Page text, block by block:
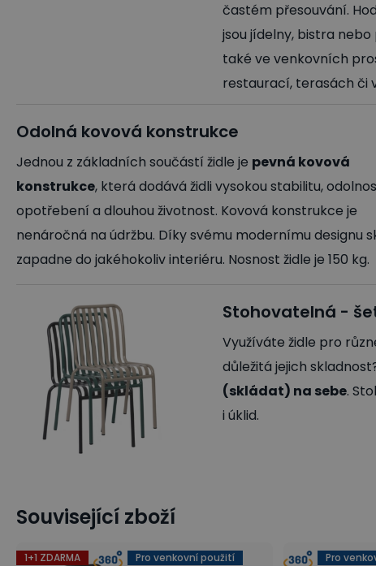
častém přesouvání.
jsou jídelny, bistra
také ve venkovních
restaurací, terasách či
Odolná kovová konstrukce
Jednou z základních součástí židle je pevná kovová
konstrukce, která dodává židli vysokou stabilitu,
opotřebení a dlouhou životnost. Kovová konstrukce je
nenáročná na údržbu. Díky svému modernímu designu
zapadne do jakéhokoliv interiéru. Nosnost židle je 150 kg.
Stohovatelná -
Využíváte židle pro
důležitá jejich
(skládat) na sebe.
i úklid.
Jídelní židle Gastro nábytek a vybavení
Související zboží
1+1 ZDARMA Pro venkovní použití Pro